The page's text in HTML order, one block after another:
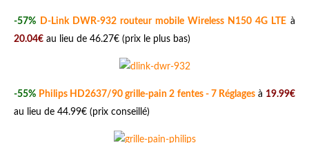
-57% D-Link DWR-932 routeur mobile Wireless N150 4G LTE à
20.04€ au lieu de 46.27€ (prix le plus bas)
-55% Philips HD2637/90 grille-pain 2 fentes - 7 Réglagesà 19.99€
au lieu de 44.99€ (prix conseillé)